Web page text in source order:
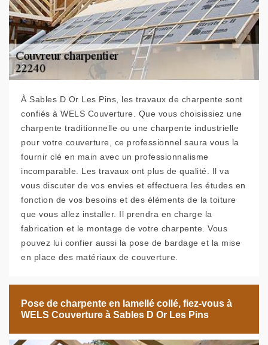
À Sables D Or Les Pins, les travaux de charpente sont
confiés à WELS Couverture. Que vous choisissiez une
charpente traditionnelle ou une charpente industrielle
pour votre couverture, ce professionnel saura vous la
fournir clé en main avec un professionnalisme
incomparable. Les travaux ont plus de qualité. Il va
vous discuter de vos envies et effectuera les études en
fonction de vos besoins et des éléments de la toiture
que vous allez installer. Il prendra en charge la
fabrication et le montage de votre charpente. Vous
pouvez lui confier aussi la pose de bardage et la mise
en place des matériaux de couverture.
Pose de charpente en lamellé collé, fiez-vous à
WELS Couverture à Sables D Or Les Pins